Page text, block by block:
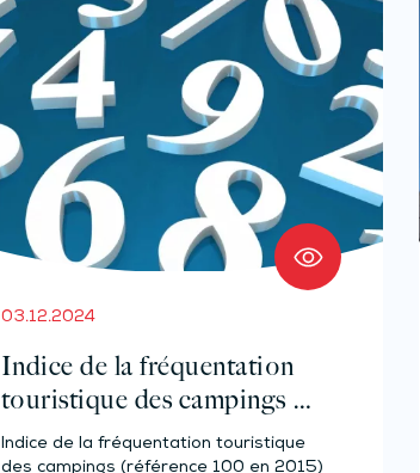
03.12.2024
Indice de la fréquentation
touristique des campings –
Année 2023
Indice de la fréquentation touristique
des campings (référence 100 en 2015)